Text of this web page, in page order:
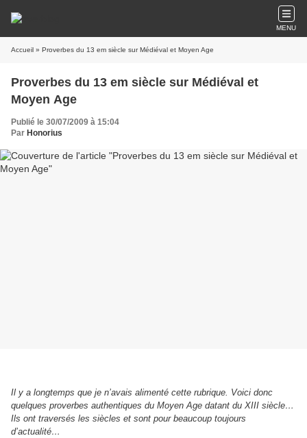
MENU
Accueil » Proverbes du 13 em siècle sur Médiéval et Moyen Age
Proverbes du 13 em siècle sur Médiéval et
Moyen Age
Publié le 30/07/2009 à 15:04
Par Honorius
Il y a longtemps que je n’avais alimenté cette rubrique. Voici donc
quelques proverbes authentiques du Moyen Age datant du XIII siècle…
Ils ont traversés les siècles et sont pour beaucoup toujours
d’actualité…